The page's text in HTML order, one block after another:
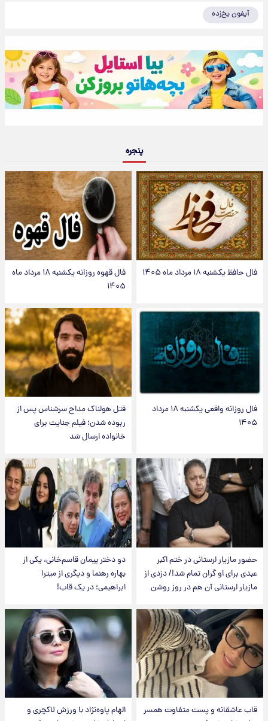
آیفون یخ‌زده
پنجره
فال حافظ یکشنبه ۱۸ مرداد ماه ۱۴۰۵
فال قهوه روزانه یکشنبه ۱۸ مرداد ماه
۱۴۰۵
فال روزانه واقعی یکشنبه ۱۸ مرداد
۱۴۰۵
قتل هولناک مداح سرشناس پس از
ربوده شدن؛ فیلم جنایت برای
خانواده ارسال شد
حضور مازیار لرستانی در ختم اکبر
عبدی برای او گران تمام شد!/ دزدی از
مازیار لرستانی آن هم در روز روشن
دو دختر پیمان قاسم‌خانی، یکی از
بهاره رهنما و دیگری از میترا
ابراهیمی؛ در یک قاب!
قاب عاشقانه و پست متفاوت همسر
الهام پاوه‌نژاد با ورزش لاکچری و